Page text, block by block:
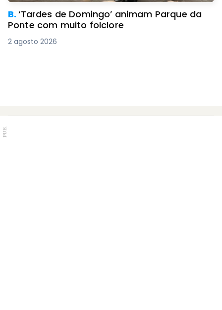
B.‘Tardes de Domingo’ animam Parque da
Ponte com muito folclore
2 agosto 2026
PUB.